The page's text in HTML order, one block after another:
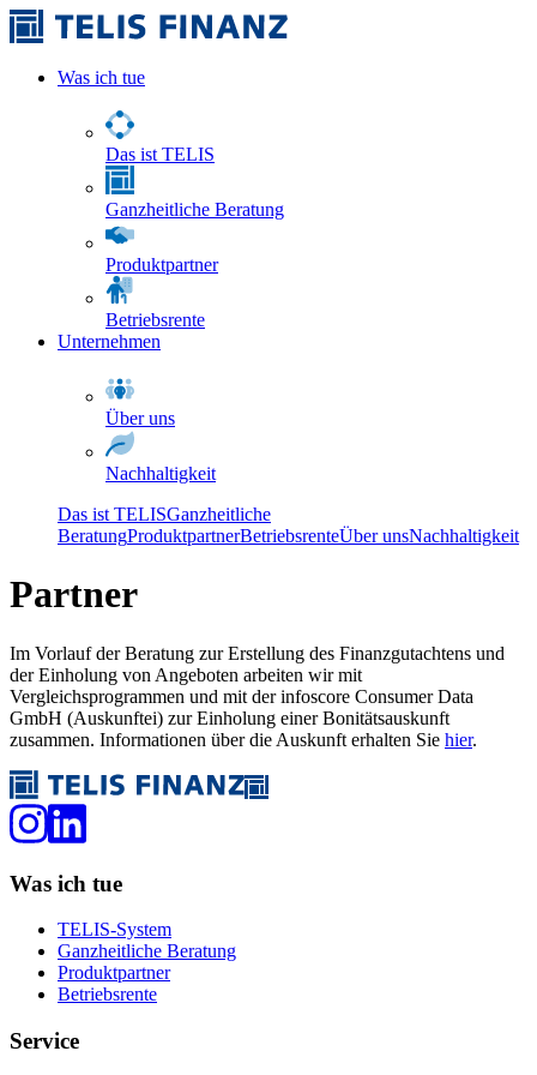
Was ich tue
Das ist TELIS
Ganzheitliche Beratung
Produktpartner
Betriebsrente
Unternehmen
Über uns
Nachhaltigkeit
Das ist TELISGanzheitliche
BeratungProduktpartnerBetriebsrenteÜber unsNachhaltigkeit
Partner
Im Vorlauf der Beratung zur Erstellung des Finanzgutachtens und
der Einholung von Angeboten arbeiten wir mit
Vergleichsprogrammen und mit der infoscore Consumer Data
GmbH (Auskunftei) zur Einholung einer Bonitätsauskunft
zusammen. Informationen über die Auskunft erhalten Sie hier.
Was ich tue
TELIS-System
Ganzheitliche Beratung
Produktpartner
Betriebsrente
Service